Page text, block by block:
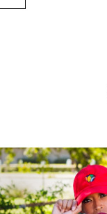
Økologisk / Organic